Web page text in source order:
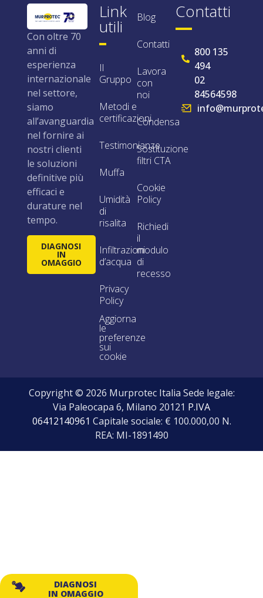
DIAGNOSI
IN OMAGGIO
Con oltre 70
anni di
esperienza
internazionale
nel settore,
siamo
all’avanguardia
nel fornire ai
nostri clienti
le soluzioni
definitive più
efficaci e
durature nel
tempo.
DIAGNOSI
IN
OMAGGIO
Link
utili
Il
Gruppo
Metodi e
certificazioni
Testimonianze
Muffa
Umidità
di
risalita
Infiltrazioni
d’acqua
Privacy
Policy
Aggiorna
le
preferenze
sui
cookie
Blog
Contatti
Lavora
con
noi
Condensa
Sostituzione
filtri CTA
Cookie
Policy
Richiedi
il
modulo
di
recesso
Contatti
800 135
494
02
84564598
Copyright © 2026 Murprotec Italia Sede legale:
Via Paleocapa 6, Milano 20121 P.IVA
06412140961 Capitale sociale: € 100.000,00 N.
REA: MI-1891490